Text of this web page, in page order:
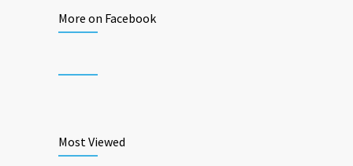
More on Facebook
Most Viewed